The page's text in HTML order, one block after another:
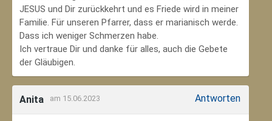
JESUS und Dir zurückkehrt und es Friede wird in meiner
Familie. Für unseren Pfarrer, dass er marianisch werde.
Dass ich weniger Schmerzen habe.
Ich vertraue Dir und danke für alles, auch die Gebete
der Gläubigen.
Anita am 15.06.2023 Antworten